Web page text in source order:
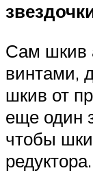
Сам шкив
винтами,
шкив от
еще один
чтобы
редуктора.